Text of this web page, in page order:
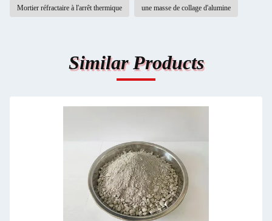
Mortier réfractaire à l'arrêt thermique une masse de collage d'alumine
Similar Products